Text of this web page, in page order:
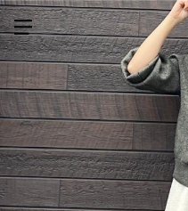
メニューを開く